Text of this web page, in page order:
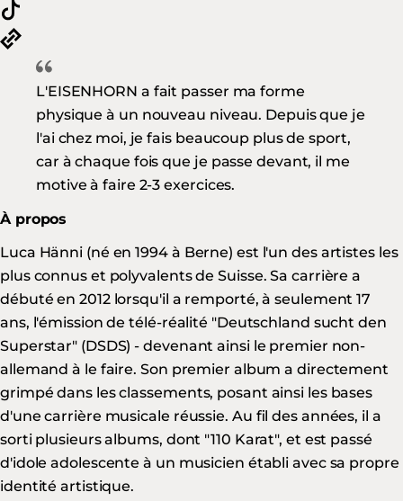
L'EISENHORN a fait passer ma forme
physique à un nouveau niveau. Depuis que je
l'ai chez moi, je fais beaucoup plus de sport,
car à chaque fois que je passe devant, il me
motive à faire 2-3 exercices.
À propos
Luca Hänni (né en 1994 à Berne) est l'un des artistes les
plus connus et polyvalents de Suisse. Sa carrière a
débuté en 2012 lorsqu'il a remporté, à seulement 17
ans, l'émission de télé-réalité "Deutschland sucht den
Superstar" (DSDS) - devenant ainsi le premier non-
allemand à le faire. Son premier album a directement
grimpé dans les classements, posant ainsi les bases
d'une carrière musicale réussie. Au fil des années, il a
sorti plusieurs albums, dont "110 Karat", et est passé
d'idole adolescente à un musicien établi avec sa propre
identité artistique.